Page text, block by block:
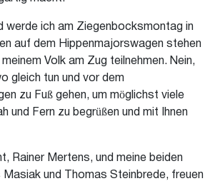
werde ich am Ziegenbocksmontag in
auf dem Hippenmajorswagen stehen
Volk am Zug teilnehmen. Nein,
gleich tun und vor dem
zu Fuß gehen, um möglichst viele
und Fern zu begrüßen und mit Ihnen
Rainer Mertens, und meine beiden
Masiak und Thomas Steinbrede, freuen